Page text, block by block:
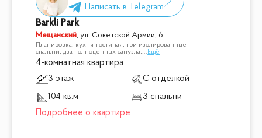
Barkli Park
Мещанский,ул. Советской Армии, 6
Планировка: кухня-гостиная, три изолированные
спальни, два полноценных санузла,... Ещё
4-комнатная квартира
3 этаж
С отделкой
104 кв.м
3 спальни